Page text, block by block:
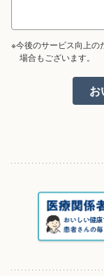
※今後のサービス向上の
場合もございます。